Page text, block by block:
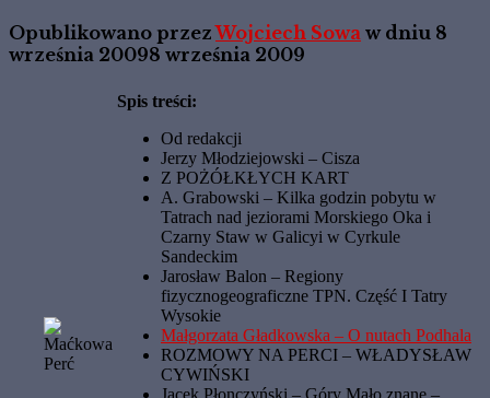
Opublikowano przezWojciech Sowa w dniu 8
września 20098 września 2009
Spis treści:
Od redakcji
Jerzy Młodziejowski – Cisza
Z POŻÓŁKŁYCH KART
A. Grabowski – Kilka godzin pobytu w
Tatrach nad jeziorami Morskiego Oka i
Czarny Staw w Galicyi w Cyrkule
Sandeckim
Jarosław Balon – Regiony
fizycznogeograficzne TPN. Część I Tatry
Wysokie
Małgorzata Gładkowska – O nutach Podhala
ROZMOWY NA PERCI – WŁADYSŁAW
CYWIŃSKI